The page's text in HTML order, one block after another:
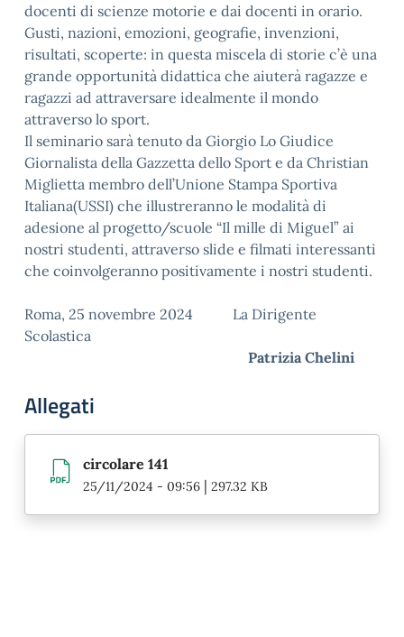
docenti di scienze motorie e dai docenti in orario.
Gusti, nazioni, emozioni, geografie, invenzioni,
risultati, scoperte: in questa miscela di storie c’è una
grande opportunità didattica che aiuterà ragazze e
ragazzi ad attraversare idealmente il mondo
attraverso lo sport.
Il seminario sarà tenuto da Giorgio Lo Giudice
Giornalista della Gazzetta dello Sport e da Christian
Miglietta membro dell’Unione Stampa Sportiva
Italiana(USSI) che illustreranno le modalità di
adesione al progetto/scuole “Il mille di Miguel” ai
nostri studenti, attraverso slide e filmati interessanti
che coinvolgeranno positivamente i nostri studenti.
Roma, 25 novembre 2024 La Dirigente
Scolastica
Patrizia Chelini
Allegati
circolare 141
25/11/2024 - 09:56 | 297.32 KB